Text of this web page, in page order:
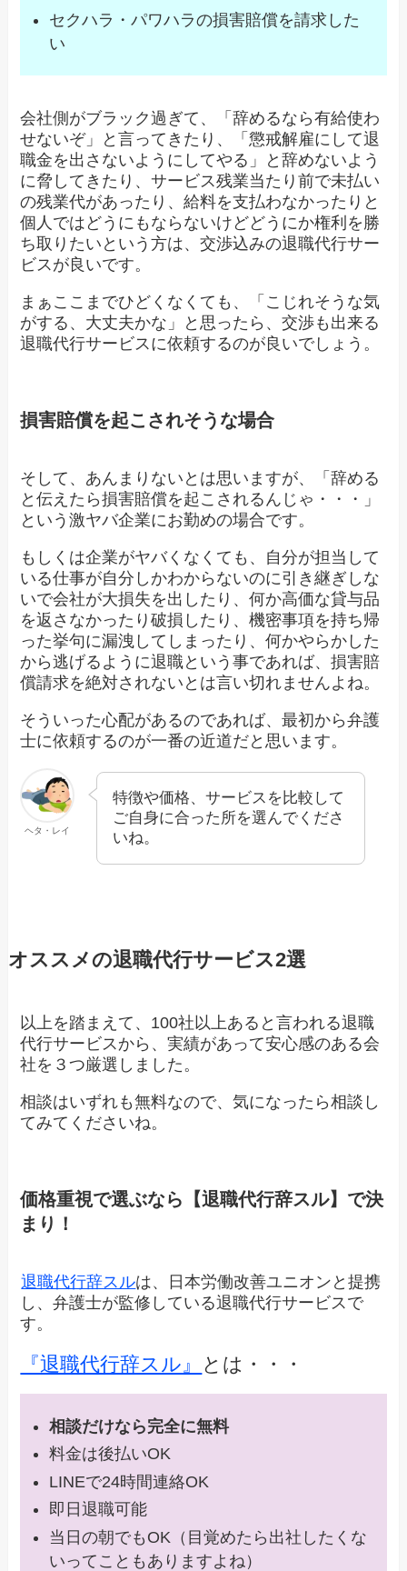
セクハラ・パワハラの損害賠償を請求した
い
会社側がブラック過ぎて、「辞めるなら有給使わ
せないぞ」と言ってきたり、「懲戒解雇にして退
職金を出さないようにしてやる」と辞めないよう
に脅してきたり、サービス残業当たり前で未払い
の残業代があったり、給料を支払わなかったりと
個人ではどうにもならないけどどうにか権利を勝
ち取りたいという方は、交渉込みの退職代行サー
ビスが良いです。
まぁここまでひどくなくても、「こじれそうな気
がする、大丈夫かな」と思ったら、交渉も出来る
退職代行サービスに依頼するのが良いでしょう。
損害賠償を起こされそうな場合
そして、あんまりないとは思いますが、「辞める
と伝えたら損害賠償を起こされるんじゃ・・・」
という激ヤバ企業にお勤めの場合です。
もしくは企業がヤバくなくても、自分が担当して
いる仕事が自分しかわからないのに引き継ぎしな
いで会社が大損失を出したり、何か高価な貸与品
を返さなかったり破損したり、機密事項を持ち帰
った挙句に漏洩してしまったり、何かやらかした
から逃げるように退職という事であれば、損害賠
償請求を絶対されないとは言い切れませんよね。
そういった心配があるのであれば、最初から弁護
士に依頼するのが一番の近道だと思います。
ヘタ・レイ
特徴や価格、サービスを比較して
ご自身に合った所を選んでくださ
いね。
オススメの退職代行サービス2選
以上を踏まえて、100社以上あると言われる退職
代行サービスから、実績があって安心感のある会
社を３つ厳選しました。
相談はいずれも無料なので、気になったら相談し
てみてくださいね。
価格重視で選ぶなら【退職代行辞スル】で決
まり！
退職代行辞スルは、日本労働改善ユニオンと提携
し、弁護士が監修している退職代行サービスで
す。
『退職代行辞スル』 とは・・・
相談だけなら完全に無料
料金は後払いOK
LINEで24時間連絡OK
即日退職可能
当日の朝でもOK（目覚めたら出社したくな
いってこともありますよね）